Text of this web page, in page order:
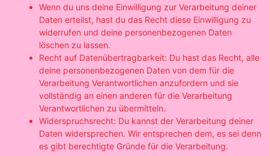
Wenn du uns deine Einwilligung zur Verarbeitung deiner
Daten erteilst, hast du das Recht diese Einwilligung zu
widerrufen und deine personenbezogenen Daten
löschen zu lassen.
Recht auf Datenübertragbarkeit: Du hast das Recht, alle
deine personenbezogenen Daten von dem für die
Verarbeitung Verantwortlichen anzufordern und sie
vollständig an einen anderen für die Verarbeitung
Verantwortlichen zu übermitteln.
Widerspruchsrecht: Du kannst der Verarbeitung deiner
Daten widersprechen. Wir entsprechen dem, es sei denn
es gibt berechtigte Gründe für die Verarbeitung.